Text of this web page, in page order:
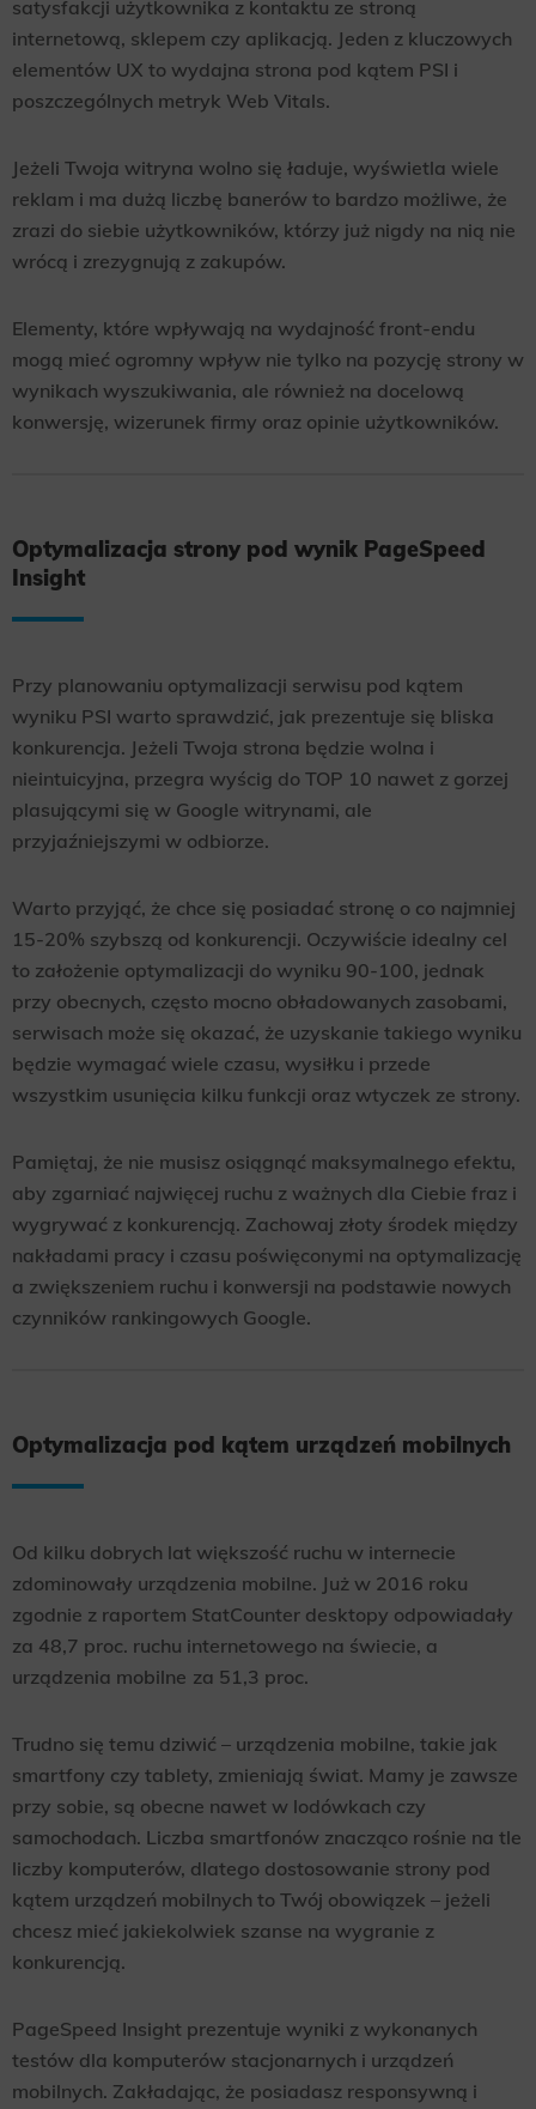
habits and demographic criteria. Also, third-party files that, in conjunction with files installed while browsing other
appropriate.
satysfakcji użytkownika z kontaktu ze stroną
internetową, sklepem czy aplikacją. Jeden z kluczowych
elementów UX to wydajna strona pod kątem PSI i
poszczególnych metryk Web Vitals.
Jeżeli Twoja witryna wolno się ładuje, wyświetla wiele
reklam i ma dużą liczbę banerów to bardzo możliwe, że
zrazi do siebie użytkowników, którzy już nigdy na nią nie
wrócą i zrezygnują z zakupów.
Elementy, które wpływają na wydajność front-endu
mogą mieć ogromny wpływ nie tylko na pozycję strony w
wynikach wyszukiwania, ale również na docelową
konwersję, wizerunek firmy oraz opinie użytkowników.
Optymalizacja strony pod wynik PageSpeed
Insight
Przy planowaniu optymalizacji serwisu pod kątem
wyniku PSI warto sprawdzić, jak prezentuje się bliska
konkurencja. Jeżeli Twoja strona będzie wolna i
nieintuicyjna, przegra wyścig do TOP 10 nawet z gorzej
plasującymi się w Google witrynami, ale
przyjaźniejszymi w odbiorze.
Warto przyjąć, że chce się posiadać stronę o co najmniej
15-20% szybszą od konkurencji. Oczywiście idealny cel
to założenie optymalizacji do wyniku 90-100, jednak
przy obecnych, często mocno obładowanych zasobami,
serwisach może się okazać, że uzyskanie takiego wyniku
będzie wymagać wiele czasu, wysiłku i przede
wszystkim usunięcia kilku funkcji oraz wtyczek ze strony.
Pamiętaj, że nie musisz osiągnąć maksymalnego efektu,
aby zgarniać najwięcej ruchu z ważnych dla Ciebie fraz i
wygrywać z konkurencją. Zachowaj złoty środek między
nakładami pracy i czasu poświęconymi na optymalizację
a zwiększeniem ruchu i konwersji na podstawie nowych
czynników rankingowych Google.
Optymalizacja pod kątem urządzeń mobilnych
Od kilku dobrych lat większość ruchu w internecie
zdominowały urządzenia mobilne. Już w 2016 roku
zgodnie z raportem StatCounter desktopy odpowiadały
za 48,7 proc. ruchu internetowego na świecie, a
urządzenia mobilne za 51,3 proc.
Trudno się temu dziwić – urządzenia mobilne, takie jak
smartfony czy tablety, zmieniają świat. Mamy je zawsze
przy sobie, są obecne nawet w lodówkach czy
samochodach. Liczba smartfonów znacząco rośnie na tle
liczby komputerów, dlatego dostosowanie strony pod
kątem urządzeń mobilnych to Twój obowiązek – jeżeli
chcesz mieć jakiekolwiek szanse na wygranie z
konkurencją.
PageSpeed Insight prezentuje wyniki z wykonanych
testów dla komputerów stacjonarnych i urządzeń
mobilnych. Zakładając, że posiadasz responsywną i